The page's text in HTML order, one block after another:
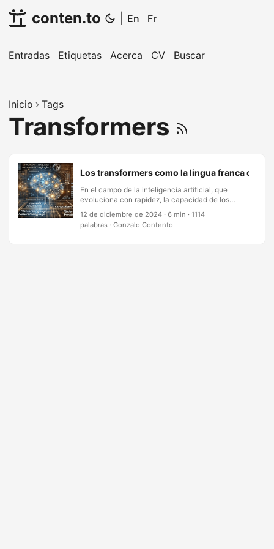
conten.to En Fr
Entradas Etiquetas Acerca CV Buscar
Inicio Tags
Transformers
Los transformers como la lingua franca de la
En el campo de la inteligencia artificial, que
evoluciona con rapidez, la capacidad de los
sistemas para comunicarse de forma eficiente y
procesar volúmenes masivos de datos se ha
vuelto primordial. Del mismo modo que el
12 de diciembre de 2024 · 6 min · 1114
palabras · Gonzalo Contento